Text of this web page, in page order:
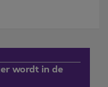
wordt in de